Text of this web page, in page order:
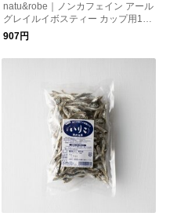
natu&robe｜ノンカフェイン アール
グレイルイボスティー カップ用10
包入り
907円